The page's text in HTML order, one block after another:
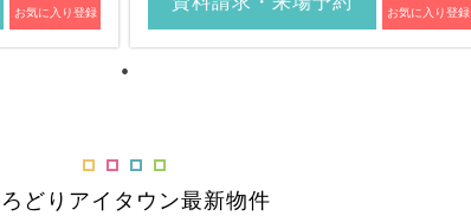
お気に入り登録 お気に入り登録
どりアイタウン最新物件